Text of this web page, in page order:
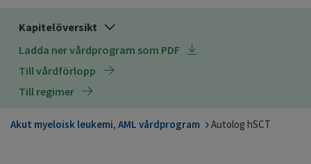
Kapitelöversikt
Ladda ner vårdprogram som PDF
Till vårdförlopp
Till regimer
Akut myeloisk leukemi, AML vårdprogram Autolog hSCT